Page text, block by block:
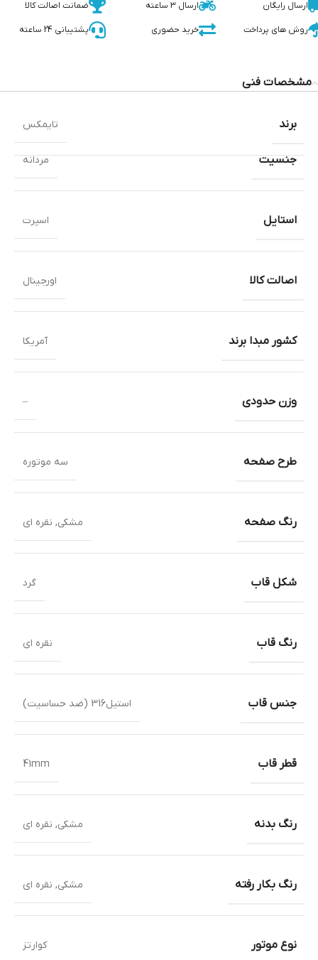
ارسال رایگان ارسال 3 ساعته ضمانت اصالت کالا
روش های پرداخت خرید حضوری پشتیبانی 24 ساعته
مشخصات فنی
جنسیت مردانه
استایل اسپرت
اصالت کالا اورجینال
کشور مبدا برند آمریکا
وزن حدودی –
طرح صفحه سه موتوره
رنگ صفحه مشکی, نقره ای
شکل قاب گرد
رنگ قاب نقره ای
جنس قاب استیل316 (ضد حساسیت)
قطر قاب 41mm
رنگ بدنه مشکی, نقره ای
رنگ بکار رفته مشکی, نقره ای
نوع موتور کوارتز
برند تایمکس